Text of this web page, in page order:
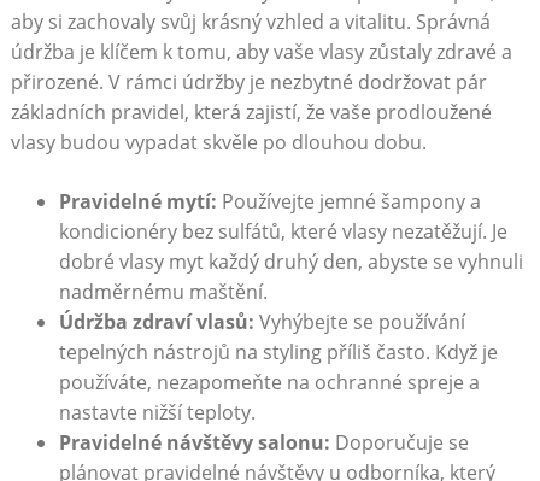
aby si zachovaly svůj krásný vzhled a vitalitu. Správná
údržba je klíčem k tomu, aby vaše vlasy zůstaly zdravé a
přirozené. V rámci údržby je nezbytné dodržovat pár
základních pravidel, která zajistí, že vaše prodloužené
vlasy budou vypadat skvěle po dlouhou dobu.
Pravidelné mytí: Používejte jemné šampony a
kondicionéry bez sulfátů, které vlasy nezatěžují. Je
dobré vlasy myt každý druhý den, abyste se vyhnuli
nadměrnému maštění.
Údržba zdraví vlasů: Vyhýbejte se používání
tepelných nástrojů na styling příliš často. Když je
používáte, nezapomeňte na ochranné spreje a
nastavte nižší teploty.
Pravidelné návštěvy salonu: Doporučuje se
plánovat pravidelné návštěvy u odborníka, který